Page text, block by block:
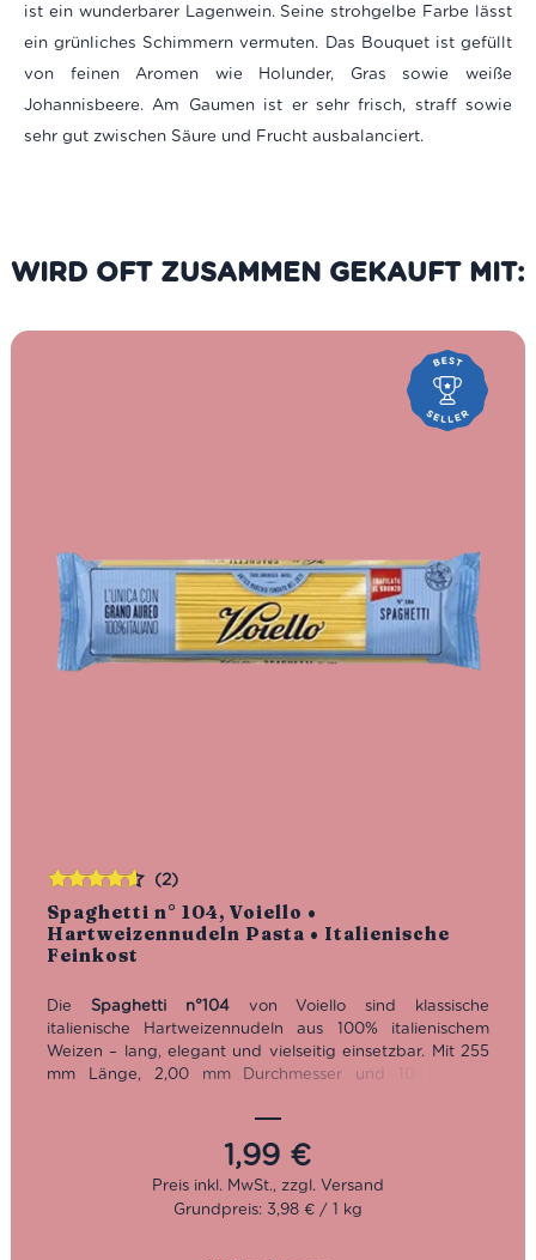
ist ein wunderbarer Lagenwein. Seine strohgelbe Farbe lässt
ein grünliches Schimmern vermuten. Das Bouquet ist gefüllt
von feinen Aromen wie Holunder, Gras sowie weiße
Johannisbeere. Am Gaumen ist er sehr frisch, straff sowie
sehr gut zwischen Säure und Frucht ausbalanciert.
WIRD OFT ZUSAMMEN GEKAUFT MIT:
Spaghetti n° 104, Voiello •
Hartweizennudeln Pasta • Italienische
Feinkost
(2)
Die Spaghetti n°104von Voiello sind klassische
italienische Hartweizennudeln aus 100% italienischem
Weizen – lang, elegant und vielseitig einsetzbar. Mit 255
mm Länge, 2,00 mm Durchmesser und 10 Minuten
italienischen Küche: Spaghetti al Pomodoro, Aglio e Olio,
Carbonara, Cacio e Pepe, Arrabbiata oder Spaghetti alle
Vongole. Eine Pasta für alle, die original italienische
Spaghetti online kaufen möchten und Wert auf
zuverlässiges Kochverhalten, guten Biss und
1,99 €
Bewertet
mit4.50
von 5
Grundpreis: 3,98 € / 1 kg